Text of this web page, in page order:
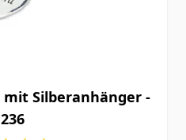
Silberanhänger -